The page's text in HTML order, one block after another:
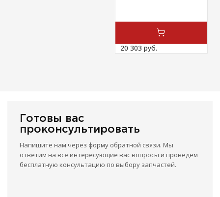
20 303 руб.
Готовы вас
проконсультировать
Напишите нам через форму обратной связи. Мы
ответим на все интересующие вас вопросы и проведём
бесплатную консультацию по выбору запчастей.